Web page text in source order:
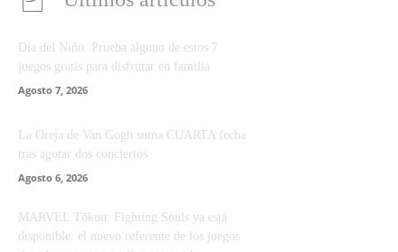
Día del Niño: Prueba alguno de estos 7
juegos gratis para disfrutar en familia
Agosto 7, 2026
La Oreja de Van Gogh suma CUARTA fecha
tras agotar dos conciertos
Agosto 6, 2026
MARVEL Tōkon: Fighting Souls ya está
disponible: el nuevo referente de los juegos